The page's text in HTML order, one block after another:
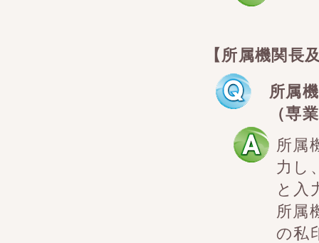
【所属機関長
所属
（専
所属
力し
と入
所属
の私